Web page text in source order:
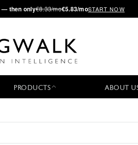
— then only€8.33/mo€5.83/moSTART NOW
PRODUCTS ABOUT